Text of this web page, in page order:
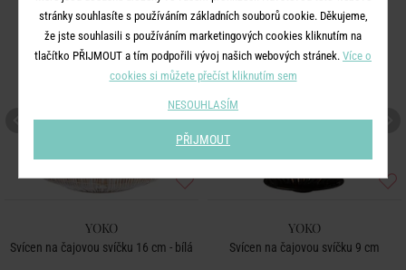
-50
YOKO
Svícen na čajovou svíčku 16 cm - bílá
YOKO
Svícen na čajovou svíčku 9 cm
stránky souhlasíte s používáním základních souborů cookie. Děkujeme,
že jste souhlasili s používáním marketingových cookies kliknutím na
tlačítko PŘIJMOUT a tím podpořili vývoj našich webových stránek. Více o
cookies si můžete přečíst kliknutím sem
NESOUHLASÍM
PŘIJMOUT